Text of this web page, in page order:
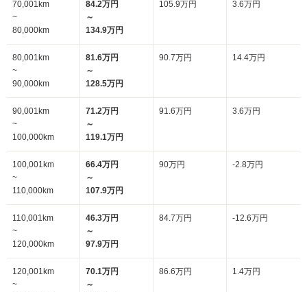
70,001km
~
80,000km
84.2万円
～
134.9万円
105.9万円 3.6万円
80,001km
~
90,000km
81.6万円
～
128.5万円
90.7万円 14.4万円
90,001km
~
100,000km
71.2万円
～
119.1万円
91.6万円 3.6万円
100,001km
~
110,000km
66.4万円
～
107.9万円
90万円 -2.8万円
110,001km
~
120,000km
46.3万円
～
97.9万円
84.7万円 -12.6万円
120,001km
~
70.1万円
～
86.6万円 1.4万円